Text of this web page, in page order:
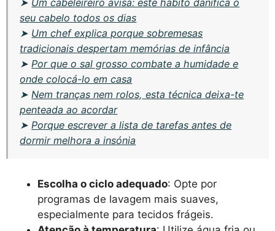
seu cabelo todos os dias
➤ Um chef explica porque sobremesas
tradicionais despertam memórias de infância
➤ Por que o sal grosso combate a humidade e
onde colocá-lo em casa
➤ Nem tranças nem rolos, esta técnica deixa-te
penteada ao acordar
➤ Porque escrever a lista de tarefas antes de
dormir melhora a insónia
Escolha o ciclo adequado: Opte por
programas de lavagem mais suaves,
especialmente para tecidos frágeis.